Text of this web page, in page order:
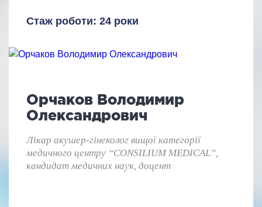
Стаж роботи: 24 роки
Орчаков Володимир
Олександрович
Лікар акушер-гінеколог вищої категорії
медичного центру “CONSILIUM MEDICAL”,
кандидат медичних наук, доцент